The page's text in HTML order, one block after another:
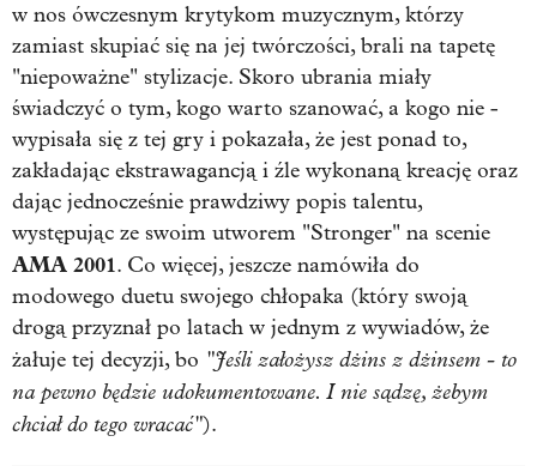
w nos ówczesnym krytykom muzycznym, którzy
zamiast skupiać się na jej twórczości, brali na tapetę
"niepoważne" stylizacje. Skoro ubrania miały
świadczyć o tym, kogo warto szanować, a kogo nie -
wypisała się z tej gry i pokazała, że jest ponad to,
zakładając ekstrawagancją i źle wykonaną kreację oraz
dając jednocześnie prawdziwy popis talentu,
występując ze swoim utworem "Stronger" na scenie
AMA 2001. Co więcej, jeszcze namówiła do
modowego duetu swojego chłopaka (który swoją
drogą przyznał po latach w jednym z wywiadów, że
żałuje tej decyzji, bo "Jeśli założysz dżins z dżinsem - to
na pewno będzie udokumentowane. I nie sądzę, żebym
chciał do tego wracać").